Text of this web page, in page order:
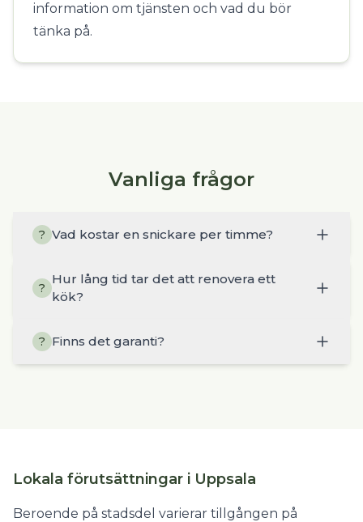
information om tjänsten och vad du bör
tänka på.
Vanliga frågor
? Vad kostar en snickare per timme?
?
Hur lång tid tar det att renovera ett
kök?
? Finns det garanti?
Lokala förutsättningar i Uppsala
Beroende på stadsdel varierar tillgången på